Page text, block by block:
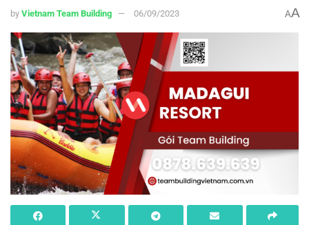
by Vietnam Team Building 06/09/2023 AA